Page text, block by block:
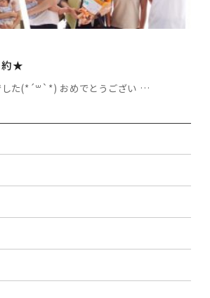
約★
した(*´꒳`*) おめでとうござい …